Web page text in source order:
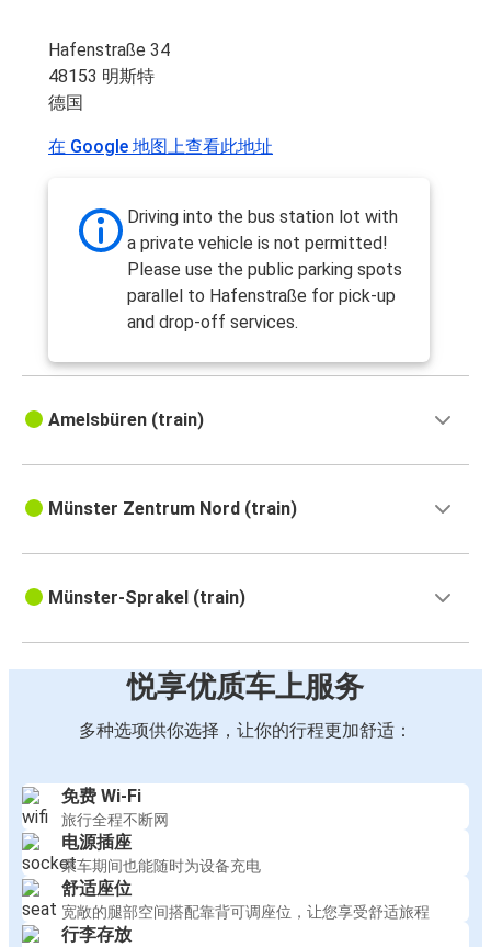
Hafenstraße 34
48153 明斯特
德国
在 Google 地图上查看此地址
Driving into the bus station lot with
a private vehicle is not permitted!
Please use the public parking spots
parallel to Hafenstraße for pick-up
and drop-off services.
Amelsbüren (train)
Münster Zentrum Nord (train)
Münster-Sprakel (train)
悦享优质车上服务
多种选项供你选择，让你的行程更加舒适：
免费 Wi-Fi
旅行全程不断网
电源插座
乘车期间也能随时为设备充电
舒适座位
宽敞的腿部空间搭配靠背可调座位，让您享受舒适旅程
行李存放